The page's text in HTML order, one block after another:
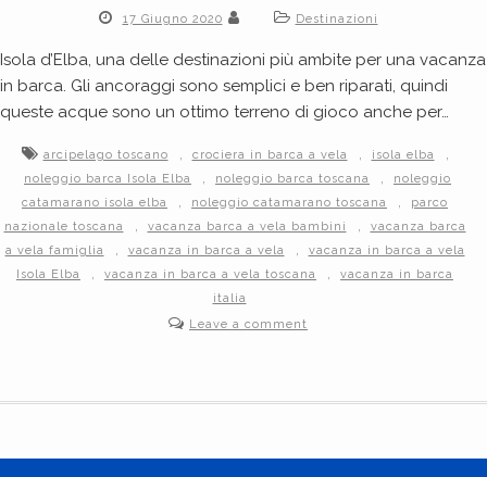
17 Giugno 2020 Destinazioni
Isola d’Elba, una delle destinazioni più ambite per una vacanza
in barca. Gli ancoraggi sono semplici e ben riparati, quindi
queste acque sono un ottimo terreno di gioco anche per…
arcipelago toscano , crociera in barca a vela , isola elba ,
noleggio barca Isola Elba , noleggio barca toscana ,
noleggio
catamarano isola elba
, noleggio catamarano toscana ,
parco
nazionale toscana
, vacanza barca a vela bambini ,
vacanza barca
a vela famiglia
, vacanza in barca a vela ,
vacanza in barca a vela
Isola Elba
, vacanza in barca a vela toscana ,
vacanza in barca
italia
Leave a comment